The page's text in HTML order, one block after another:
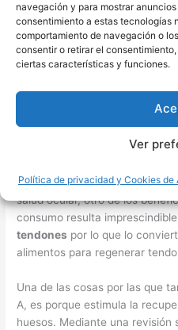
navegación y para mostrar
consentimiento a estas tecnologías
comportamiento de navegación o
consentir o retirar el
ciertas características y funciones.
Ver
Política de privacidad y Cookies de
músculo y evitar el desgaste
Consumir pollo de forma
nuestros tendones y
organismo. Diversos estudios
aumenta los niveles de
estado de ánimo.
Por su buen contenido en
salud ocular, otro de los
consumo resulta
tendones por lo que lo
alimentos para regenerar
Una de las cosas por las que
A, es porque estimula la
huesos. Mediante una